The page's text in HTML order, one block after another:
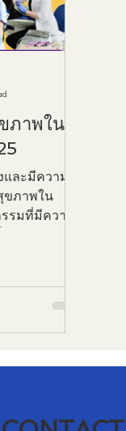
ภาพใน
ละมีความ
ขภาพใน
รมที่มีความ